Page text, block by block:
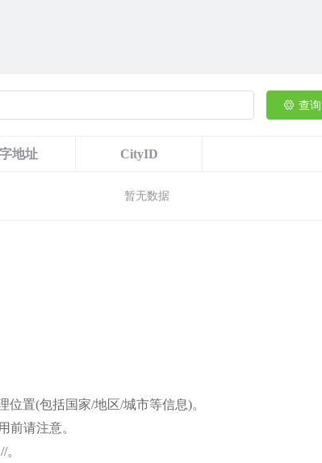
查询
地址 CityID
暂无数据
置(包括国家/地区/城市等信息)。
前请注意。